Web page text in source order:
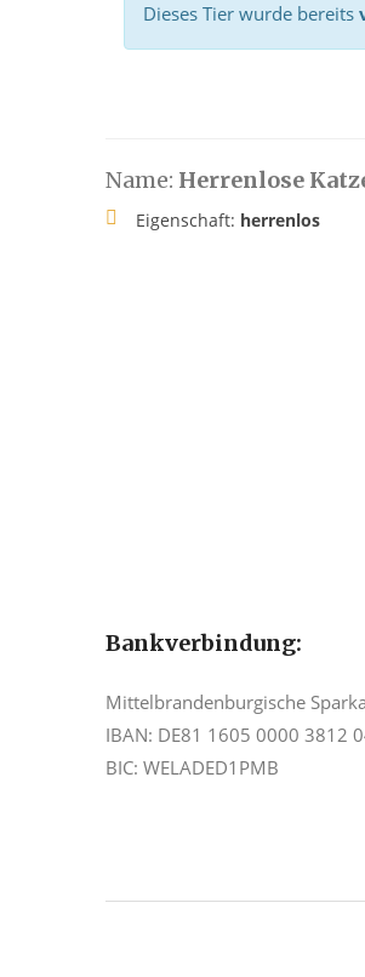
Dieses Tier wurde bereits
Name: Herrenlose
Eigenschaft: herrenlos
Bankverbindung:
Mittelbrandenburgische
IBAN: DE81 1605 0000 3812
BIC: WELADED1PMB